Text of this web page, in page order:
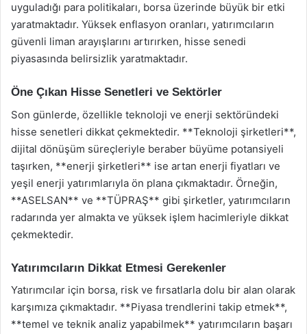
uyguladığı para politikaları, borsa üzerinde büyük bir etki
yaratmaktadır. Yüksek enflasyon oranları, yatırımcıların
güvenli liman arayışlarını artırırken, hisse senedi
piyasasında belirsizlik yaratmaktadır.
Öne Çıkan Hisse Senetleri ve Sektörler
Son günlerde, özellikle teknoloji ve enerji sektöründeki
hisse senetleri dikkat çekmektedir. **Teknoloji şirketleri**,
dijital dönüşüm süreçleriyle beraber büyüme potansiyeli
taşırken, **enerji şirketleri** ise artan enerji fiyatları ve
yeşil enerji yatırımlarıyla ön plana çıkmaktadır. Örneğin,
**ASELSAN** ve **TÜPRAŞ** gibi şirketler, yatırımcıların
radarında yer almakta ve yüksek işlem hacimleriyle dikkat
çekmektedir.
Yatırımcıların Dikkat Etmesi Gerekenler
Yatırımcılar için borsa, risk ve fırsatlarla dolu bir alan olarak
karşımıza çıkmaktadır. **Piyasa trendlerini takip etmek**,
**temel ve teknik analiz yapabilmek** yatırımcıların başarı